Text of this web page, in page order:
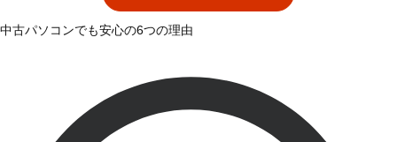
中古パソコンでも安心の6つの理由